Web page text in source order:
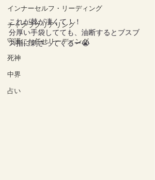
インナーセルフ・リーディング
チャクラクリアリング
守護にお任せリーディング
死神
中界
占い
これが棘が凄くて！！
分厚い手袋してても、油断するとブスブ
ス指に刺さってくるー😭